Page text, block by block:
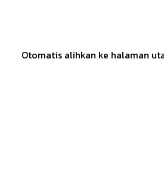
Otomatis alihkan ke halaman